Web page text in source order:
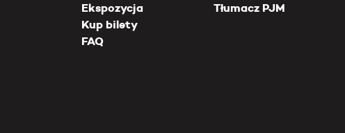
Ekspozycja
Kup bilety
FAQ
Tłumacz PJM